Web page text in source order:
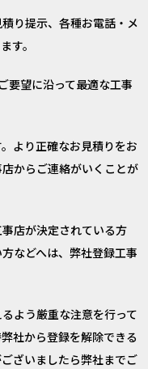
り提示、各種お電話・メ
す。
要望に沿って最適な工事
より正確なお見積りをお
からご連絡がいくことが
店が決定されている方
などへは、弊社登録工事
よう厳重な注意を行って
社から登録を解除できる
ざいましたら弊社までご